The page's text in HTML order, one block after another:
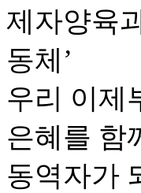
제자양육
동체’
우리 이제
은혜를 함
동역자가